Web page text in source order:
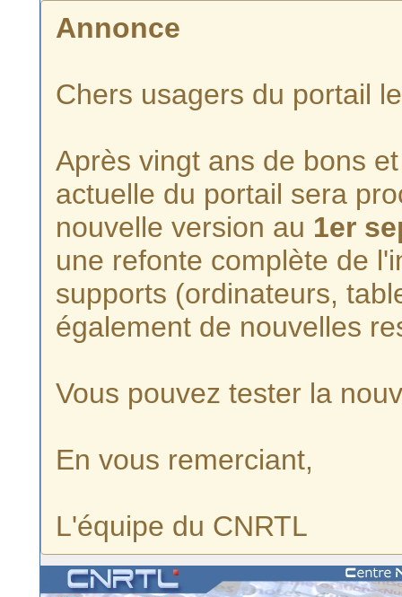
Annonce
Chers usagers du portail
Après vingt ans de bons
actuelle du portail sera
nouvelle version au 1er
une refonte complète de
supports (ordinateurs,
également de nouvelles
Vous pouvez tester la
En vous remerciant,
L'équipe du CNRTL